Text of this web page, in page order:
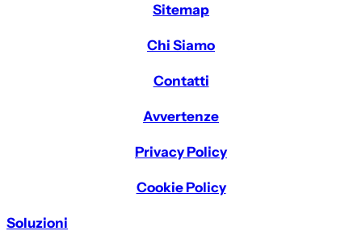
Sitemap
Chi Siamo
Contatti
Avvertenze
Privacy Policy
Cookie Policy
Soluzioni